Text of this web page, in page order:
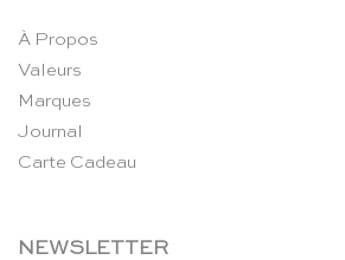
À Propos
Valeurs
Marques
Journal
Carte Cadeau
NEWSLETTER